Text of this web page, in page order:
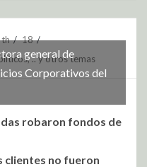
th
18
.. y otros temas
general de
Corporativos del
robaron fondos de
clientes no fueron